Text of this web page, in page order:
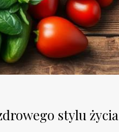
stylu życia